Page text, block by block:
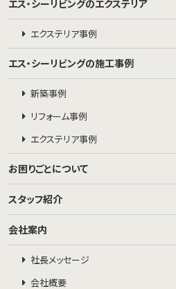
エス・シーリビングのエクステリア
エクステリア事例
エス・シーリビングの施工事例
新築事例
リフォーム事例
エクステリア事例
お困りごとについて
スタッフ紹介
会社案内
社長メッセージ
会社概要